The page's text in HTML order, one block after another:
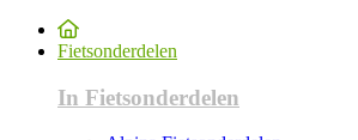
Fietsonderdelen
In Fietsonderdelen